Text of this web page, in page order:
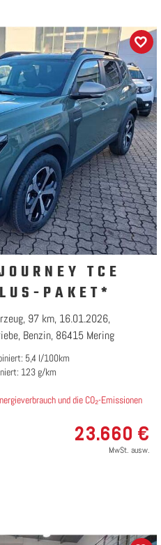
TCE
PAKET*
97 km 16.01.2026
Benzin 86415 Mering
5,4 l/100km
123 g/km
und die CO₂-Emissionen
23.660 €
MwSt. ausw.